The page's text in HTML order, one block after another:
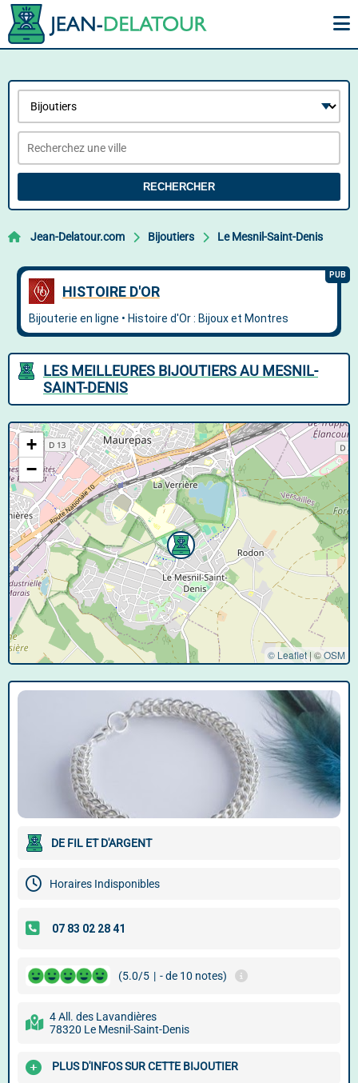
RECHERCHER
Jean-Delatour.com Bijoutiers Le Mesnil-Saint-Denis
LES MEILLEURES BIJOUTIERS AU MESNIL-
SAINT-DENIS
+
−
© Leaflet | ©OSM
DE FIL ET D'ARGENT
Horaires Indisponibles
(5.0/5 | - de 10 notes)
4 All. des Lavandières
78320 Le Mesnil-Saint-Denis
PLUS D'INFOS SUR CETTE BIJOUTIER